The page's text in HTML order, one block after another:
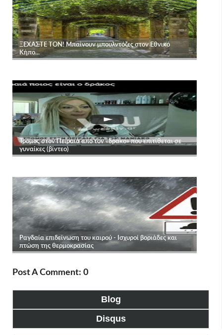
Post A Comment: 0
Blog
Disqus